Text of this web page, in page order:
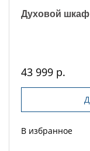
Духовой шкаф
43 999 р.
В избранное